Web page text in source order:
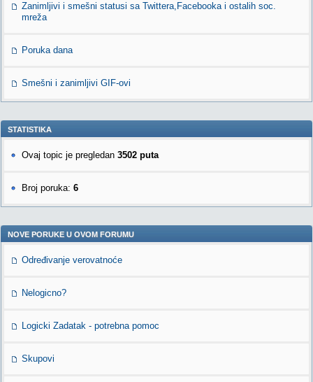
Zanimljivi i smešni statusi sa Twittera,Facebooka i ostalih soc.
mreža
Poruka dana
Smešni i zanimljivi GIF-ovi
STATISTIKA
Ovaj topic je pregledan 3502 puta
Broj poruka: 6
NOVE PORUKE U OVOM FORUMU
Određivanje verovatnoće
Nelogicno?
Logicki Zadatak - potrebna pomoc
Skupovi